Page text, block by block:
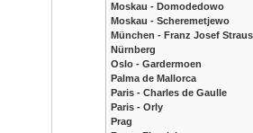
Moskau - Domodedowo
Moskau - Scheremetjewo
München - Franz Josef
Nürnberg
Oslo - Gardermoen
Palma de Mallorca
Paris - Charles de Gaulle
Paris - Orly
Prag